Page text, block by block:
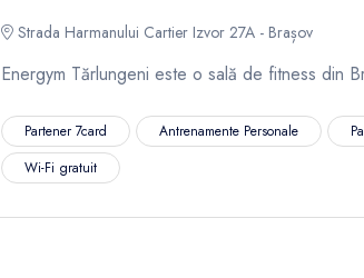
Strada Harmanului Cartier Izvor 27A - Brașov
Energym Tărlungeni este o sală de fitness din
Partener 7card Antrenamente Personale
Wi-Fi gratuit